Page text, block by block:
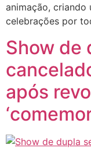
animação, criando
celebrações por
Show de
após